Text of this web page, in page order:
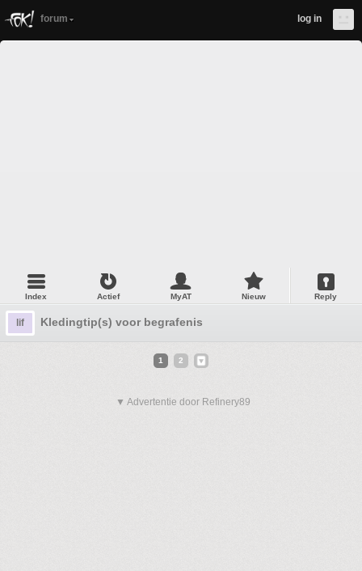
forum log in
Index Actief MyAT Nieuw Reply
lif Kledingtip(s) voor begrafenis
1 2
▼ Advertentie door Refinery89